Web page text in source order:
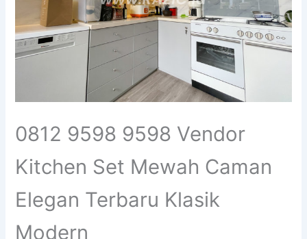
0812 9598 9598 Vendor
Kitchen Set Mewah Caman
Elegan Terbaru Klasik
Modern